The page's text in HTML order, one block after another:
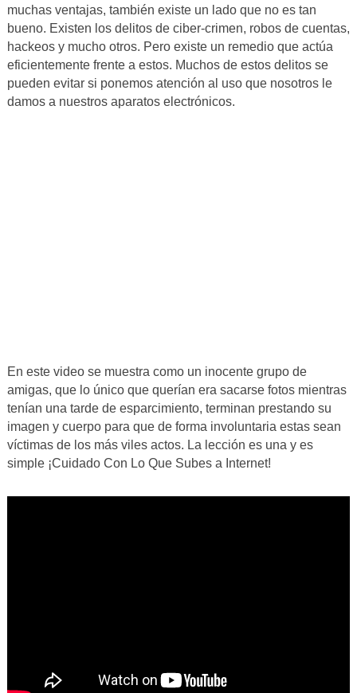
muchas ventajas, también existe un lado que no es tan
bueno. Existen los delitos de ciber-crimen, robos de cuentas,
hackeos y mucho otros. Pero existe un remedio que actúa
eficientemente frente a estos. Muchos de estos delitos se
pueden evitar si ponemos atención al uso que nosotros le
damos a nuestros aparatos electrónicos.
En este video se muestra como un inocente grupo de
amigas, que lo único que querían era sacarse fotos mientras
tenían una tarde de esparcimiento, terminan prestando su
imagen y cuerpo para que de forma involuntaria estas sean
víctimas de los más viles actos. La lección es una y es
simple ¡Cuidado Con Lo Que Subes a Internet!